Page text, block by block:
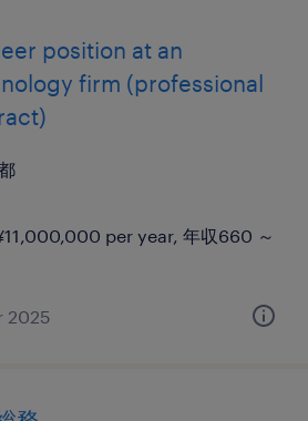
position at an
firm (professional
per year, 年収660 ～
2025